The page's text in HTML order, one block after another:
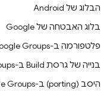
הבלוג של Android
בלוג האבטחה של Google
פלטפורמה ב-Google Groups
בנייה של גרסת Build ב-Google Groups
היסב (porting) ב-Google Groups